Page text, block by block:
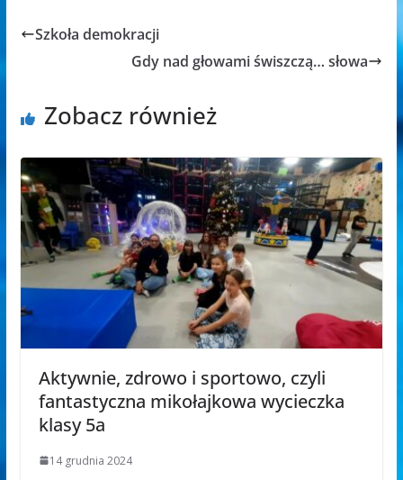
Szkoła demokracji
Gdy nad głowami świszczą… słowa
Zobacz również
Aktywnie, zdrowo i sportowo, czyli
fantastyczna mikołajkowa wycieczka
klasy 5a
14 grudnia 2024